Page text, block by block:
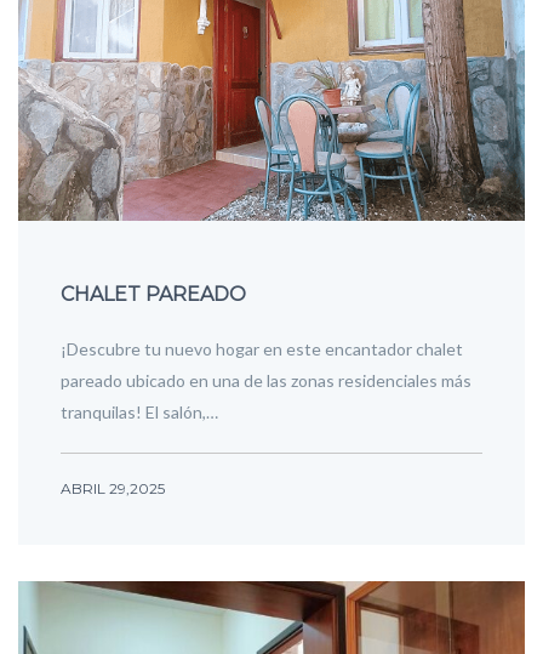
CHALET PAREADO
¡Descubre tu nuevo hogar en este encantador chalet
pareado ubicado en una de las zonas residenciales más
tranquilas! El salón,…
ABRIL 29,2025